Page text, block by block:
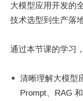
大模型应用开发的
技术选型到生产落
通过本节课的学习
清晰理解大模型
Prompt、RAG